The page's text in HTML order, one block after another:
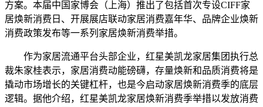
方案。本届中国家博会（上海）推出了包括首次专设CIFF家
居焕新消费日、开展展店联动家居消费嘉年华、品牌企业焕新
消费政策发布等一系列家居焕新消费举措。
作为家居流通平台头部企业，红星美凯龙家居集团执行总
裁朱家桂表示，家居消费动能磅礴，存量焕新和品质消费将是
撬动市场增长的关键杠杆，也是今启动家居焕新消费季的底层
逻辑。据他介绍，红星美凯龙家居焕新消费季举措以发放消费